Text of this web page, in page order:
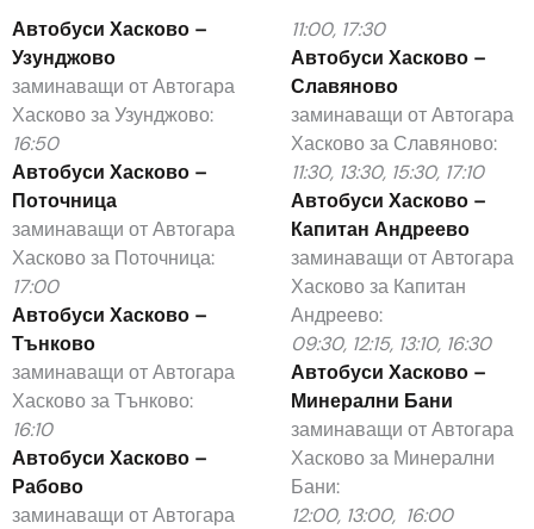
Автобуси Хасково –
Узунджово
заминаващи от Автогара
Хасково за Узунджово:
16:50
Автобуси Хасково –
Поточница
заминаващи от Автогара
Хасково за Поточница:
17:00
Автобуси Хасково –
Тънково
заминаващи от Автогара
Хасково за Тънково:
16:10
Автобуси Хасково –
Рабово
заминаващи от Автогара
11:00, 17:30
Автобуси Хасково –
Славяново
заминаващи от Автогара
Хасково за Славяново:
11:30, 13:30, 15:30, 17:10
Автобуси Хасково –
Капитан Андреево
заминаващи от Автогара
Хасково за Капитан
Андреево:
09:30, 12:15, 13:10, 16:30
Автобуси Хасково –
Минерални Бани
заминаващи от Автогара
Хасково за Минерални
Бани:
12:00, 13:00, 16:00